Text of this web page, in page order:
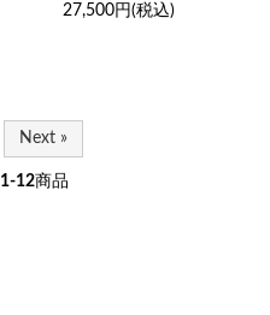
27,500円(税込)
Next »
1-12商品